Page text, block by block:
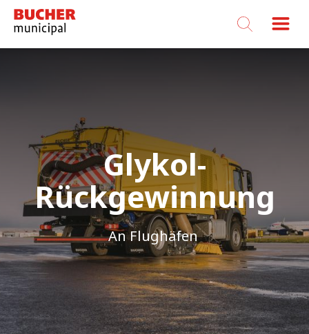
Bucher
Municipal
Glykol-
Rückgewinnung
An Flughäfen